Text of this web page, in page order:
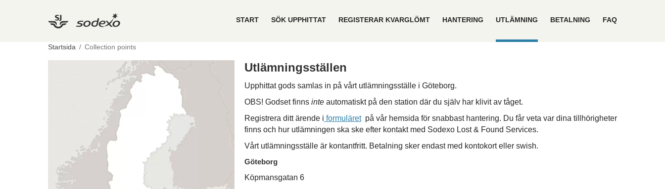
START SÖK UPPHITTAT REGISTERAR KVARGLÖMT HANTERING UTLÄMNING BETALNING FAQ
Startsida / Collection points
Utlämningsställen
Upphittat gods samlas in på vårt utlämningsställe i Göteborg.
OBS! Godset finns inteautomatiskt på den station där du själv har klivit av tåget.
Registrera ditt ärende i formuläret på vår hemsida för snabbast hantering. Du får veta var dina tillhörigheter
finns och hur utlämningen ska ske efter kontakt med Sodexo Lost & Found Services.
Vårt utlämningsställe är kontantfritt. Betalning sker endast med kontokort eller swish.
Göteborg
Köpmansgatan 6